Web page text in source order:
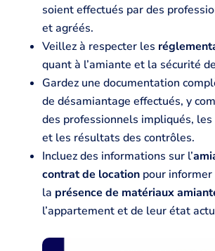
soient effectués par des
et agréés.
Veillez à respecter les
quant à l’amiante et la sécurité
Gardez une documentation
de désamiantage effectués, y
des professionnels impliqués,
et les résultats des contrôles.
Incluez des informations sur l’
contrat de location pour
la présence de matériaux
l’appartement et de leur état